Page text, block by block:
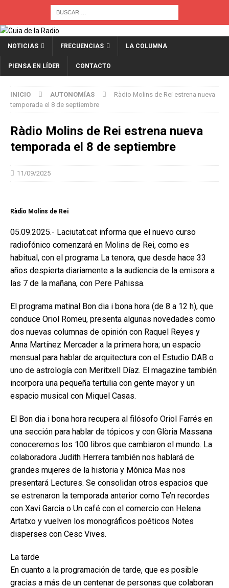
NOTICIAS FRECUENCIAS LA COLUMNA
PIENSA EN LÍDER CONTACTO
INICIO AUTONOMÍAS
Ràdio Molins de Rei estrena nueva
temporada el 8 de septiembre
Ràdio Molins de Rei estrena nueva
temporada el 8 de septiembre
11/09/2025
Ràdio Molins de Rei
05.09.2025.- Laciutat.cat informa que el nuevo curso
radiofónico comenzará en Molins de Rei, como es
habitual, con el programa La tenora, que desde hace 33
años despierta diariamente a la audiencia de la emisora a
las 7 de la mañana, con Pere Pahissa.
El programa matinal Bon dia i bona hora (de 8 a 12 h), que
conduce Oriol Romeu, presenta algunas novedades como
dos nuevas columnas de opinión con Raquel Reyes y
Anna Martínez Mercader a la primera hora; un espacio
mensual para hablar de arquitectura con el Estudio DAB o
uno de astrología con Meritxell Díaz. El magazine también
incorpora una pequeña tertulia con gente mayor y un
espacio musical con Miquel Casas.
El Bon dia i bona hora recupera al filósofo Oriol Farrés en
una sección para hablar de tópicos y con Glòria Massana
conoceremos los 100 libros que cambiaron el mundo. La
colaboradora Judith Herrera también nos hablará de
grandes mujeres de la historia y Mónica Mas nos
presentará Lectures. Se consolidan otros espacios que
se estrenaron la temporada anterior como Te’n recordes
con Xavi Garcia o Un café con el comercio con Helena
Artatxo y vuelven los monográficos poéticos Notes
disperses con Cesc Vives.
La tarde
En cuanto a la programación de tarde, que es posible
gracias a más de un centenar de personas que colaboran